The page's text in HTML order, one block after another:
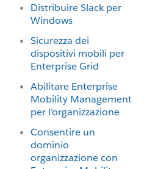
Distribuire Slack per
Windows
Sicurezza dei
dispositivi mobili per
Enterprise Grid
Abilitare Enterprise
Mobility Management
per l’organizzazione
Consentire un
dominio
organizzazione con